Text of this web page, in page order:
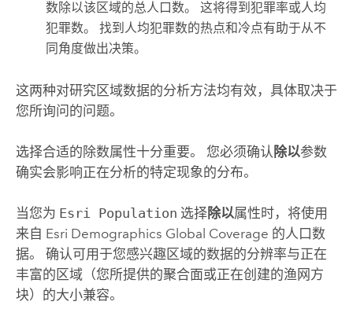
数除以该区域的总人口数。 这将得到犯罪率或人均
犯罪数。 找到人均犯罪数的热点和冷点有助于从不
同角度做出决策。
这两种对研究区域数据的分析方法均有效，具体取决于
您所询问的问题。
选择合适的除数属性十分重要。 您必须确认 除以参数
确实会影响正在分析的特定现象的分布。
当您为 Esri Population 选择除以属性时，将使用
来自 Esri Demographics Global Coverage 的人口数
据。 确认可用于您感兴趣区域的数据的分辨率与正在
丰富的区域（您所提供的聚合面或正在创建的渔网方
块）的大小兼容。